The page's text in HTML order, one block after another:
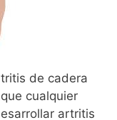
de cadera
cualquier
artritis